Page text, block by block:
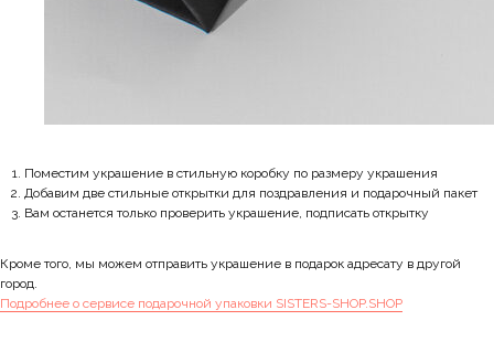
Поместим украшение в стильную коробку по размеру украшения
Добавим две стильные открытки для поздравления и подарочный пакет
Вам останется только проверить украшение, подписать открытку
Кроме того, мы можем отправить украшение в подарок адресату в другой
город.
Подробнее о сервисе подарочной упаковки SISTERS-SHOP.SHOP